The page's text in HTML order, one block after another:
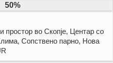
50%
простор во Скопје, Центар со
Сопствено парно, Нова